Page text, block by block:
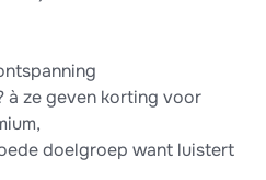
à ze geven korting voor
doelgroep want luistert